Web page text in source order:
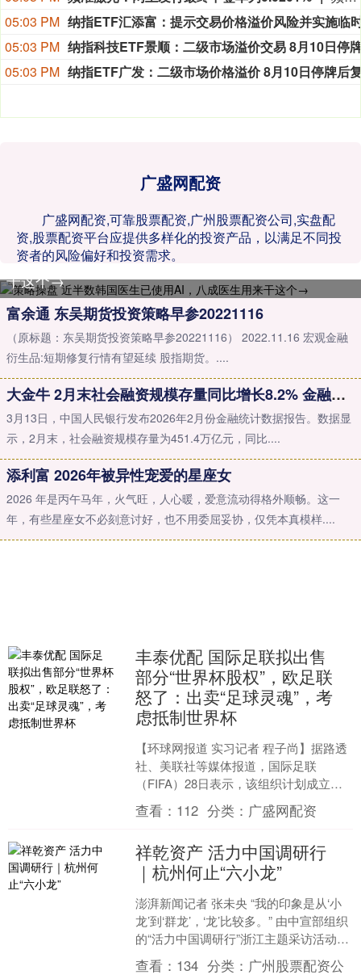
05:03 PM
05:03 PM
05:03 PM
广盛网配资
广盛网配资,可靠股票配资,广州股票配资公司,实盘配
资,股票配资平台应提供多样化的投资产品，以满足不同投
资者的风险偏好和投资需求。
策略操盘 近半数韩国医生已使用AI，八成医生用来
干这个→
富余通 东吴期货投资策略早参20221116
（原标题：东吴期货投资策略早参20221116） 2022.11.16 宏观金融
衍生品:短期修复行情有望延续 股指期货。....
大金牛 2月末社会融资规模存量同比增长8.2% 金融总量有望延续合理增长态势
3月13日，中国人民银行发布2026年2月份金融统计数据报告。数据显
示，2月末，社会融资规模存量为451.4万亿元，同比....
添利富 2026年被异性宠爱的星座女
2026 年是丙午马年，火气旺，人心暖，爱意流动得格外顺畅。这一
年，有些星座女不必刻意讨好，也不用委屈妥协，仅凭本真模样....
丰泰优配 国际足联拟出售
部分“世界杯股权”，欧足联
怒了：出卖“足球灵魂”，考
虑抵制世界杯
【环球网报道 实习记者 程子尚】据路透
社、美联社等媒体报道，国际足联
（FIFA）28日表示，该组织计划成立一
家价值200亿美元的子公司来运营世界杯
及其他赛事，并....
查看： 112 分类： 广盛网配资
祥乾资产 活力中国调研行
｜杭州何止“六小龙”
澎湃新闻记者 张未央 “我的印象是从‘小
龙’到‘群龙’，‘龙’比较多。” 由中宣部组织
的“活力中国调研行”浙江主题采访活动正
在进行。在日前的情况介绍会上，工业
和....
查看： 134 分类： 广州股票配资公